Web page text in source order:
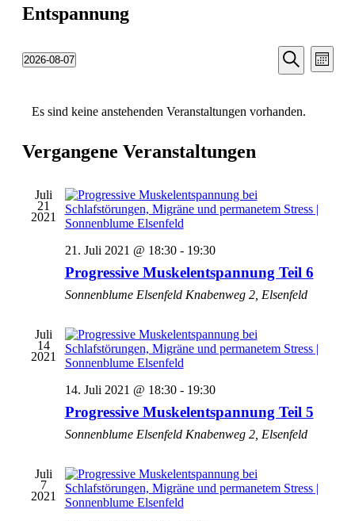
Entspannung
Suche
Suche
Monat
2026-08-07
Es sind keine anstehenden Veranstaltungen vorhanden.
Vergangene Veranstaltungen
Juli
21
2021
21. Juli 2021 @ 18:30- 19:30
Progressive Muskelentspannung Teil 6
Sonnenblume Elsenfeld Knabenweg 2, Elsenfeld
Juli
14
2021
14. Juli 2021 @ 18:30- 19:30
Progressive Muskelentspannung Teil 5
Sonnenblume Elsenfeld Knabenweg 2, Elsenfeld
Juli
7
2021